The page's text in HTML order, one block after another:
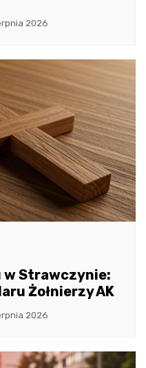
2026
Strawczynie:
Żołnierzy AK
2026